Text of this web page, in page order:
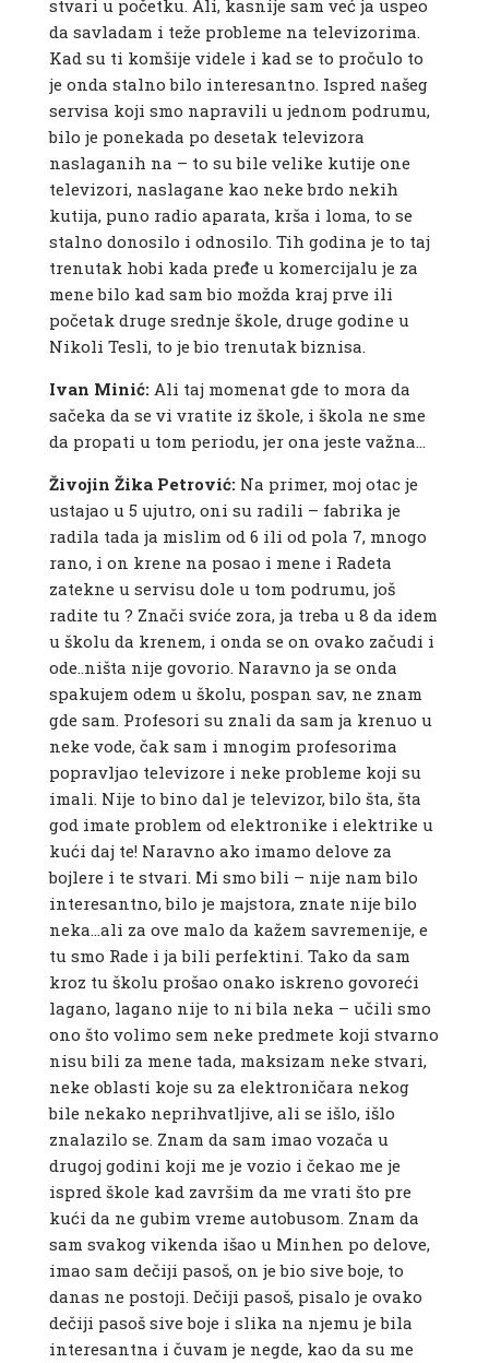
stvari u početku. Ali, kasnije sam već ja uspeo
da savladam i teže probleme na televizorima.
Kad su ti komšije videle i kad se to pročulo to
je onda stalno bilo interesantno. Ispred našeg
servisa koji smo napravili u jednom podrumu,
bilo je ponekada po desetak televizora
naslaganih na – to su bile velike kutije one
televizori, naslagane kao neke brdo nekih
kutija, puno radio aparata, krša i loma, to se
stalno donosilo i odnosilo. Tih godina je to taj
trenutak hobi kada pređe u komercijalu je za
mene bilo kad sam bio možda kraj prve ili
početak druge srednje škole, druge godine u
Nikoli Tesli, to je bio trenutak biznisa.
Ivan Minić: Ali taj momenat gde to mora da
sačeka da se vi vratite iz škole, i škola ne sme
da propati u tom periodu, jer ona jeste važna…
Živojin Žika Petrović:Na primer, moj otac je
ustajao u 5 ujutro, oni su radili – fabrika je
radila tada ja mislim od 6 ili od pola 7, mnogo
rano, i on krene na posao i mene i Radeta
zatekne u servisu dole u tom podrumu, još
radite tu ? Znači sviće zora, ja treba u 8 da idem
u školu da krenem, i onda se on ovako začudi i
ode..ništa nije govorio. Naravno ja se onda
spakujem odem u školu, pospan sav, ne znam
gde sam. Profesori su znali da sam ja krenuo u
neke vode, čak sam i mnogim profesorima
popravljao televizore i neke probleme koji su
imali. Nije to bino dal je televizor, bilo šta, šta
god imate problem od elektronike i elektrike u
kući daj te! Naravno ako imamo delove za
bojlere i te stvari. Mi smo bili – nije nam bilo
interesantno, bilo je majstora, znate nije bilo
neka…ali za ove malo da kažem savremenije, e
tu smo Rade i ja bili perfektini. Tako da sam
kroz tu školu prošao onako iskreno govoreći
lagano, lagano nije to ni bila neka – učili smo
ono što volimo sem neke predmete koji stvarno
nisu bili za mene tada, maksizam neke stvari,
neke oblasti koje su za elektroničara nekog
bile nekako neprihvatljive, ali se išlo, išlo
znalazilo se. Znam da sam imao vozača u
drugoj godini koji me je vozio i čekao me je
ispred škole kad završim da me vrati što pre
kući da ne gubim vreme autobusom. Znam da
sam svakog vikenda išao u Minhen po delove,
imao sam dečiji pasoš, on je bio sive boje, to
danas ne postoji. Dečiji pasoš, pisalo je ovako
dečiji pasoš sive boje i slika na njemu je bila
interesantna i čuvam je negde, kao da su me